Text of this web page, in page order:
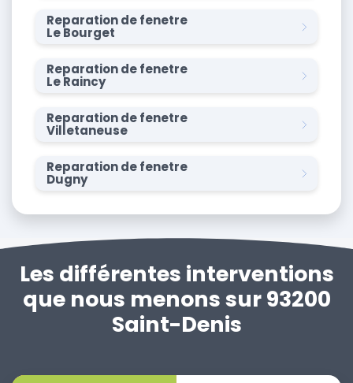
Reparation de fenetre
Le Bourget
Reparation de fenetre
Le Raincy
Reparation de fenetre
Villetaneuse
Reparation de fenetre
Dugny
Les différentes interventions
que nous menons sur 93200
Saint-Denis